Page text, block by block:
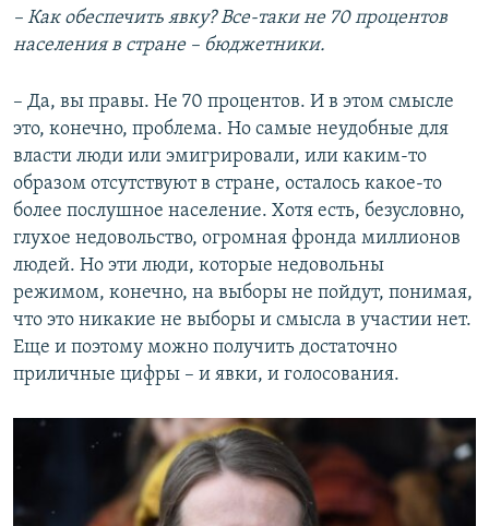
– Как обеспечить явку? Все-таки не 70 процентов
населения в стране – бюджетники.
– Да, вы правы. Не 70 процентов. И в этом смысле
это, конечно, проблема. Но самые неудобные для
власти люди или эмигрировали, или каким-то
образом отсутствуют в стране, осталось какое-то
более послушное население. Хотя есть, безусловно,
глухое недовольство, огромная фронда миллионов
людей. Но эти люди, которые недовольны
режимом, конечно, на выборы не пойдут, понимая,
что это никакие не выборы и смысла в участии нет.
Еще и поэтому можно получить достаточно
приличные цифры – и явки, и голосования.